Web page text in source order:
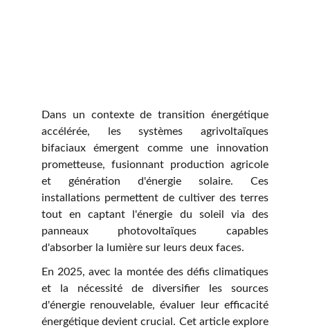
Dans un contexte de transition énergétique
accélérée, les systèmes agrivoltaïques
bifaciaux émergent comme une innovation
prometteuse, fusionnant production agricole
et génération d'énergie solaire. Ces
installations permettent de cultiver des terres
tout en captant l'énergie du soleil via des
panneaux photovoltaïques capables
d'absorber la lumière sur leurs deux faces.
En 2025, avec la montée des défis climatiques
et la nécessité de diversifier les sources
d'énergie renouvelable, évaluer leur efficacité
énergétique devient crucial. Cet article explore